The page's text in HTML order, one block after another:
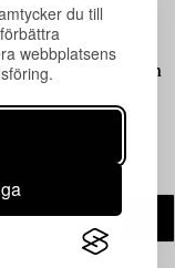
du till
webbplatsens
ett "kulturhus"
i denna auktion och